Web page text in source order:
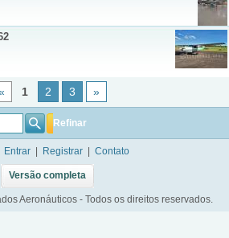
1 2 3 »
Refinar
Entrar Registrar Contato
Versão completa
Aeronáuticos - Todos os direitos reservados.